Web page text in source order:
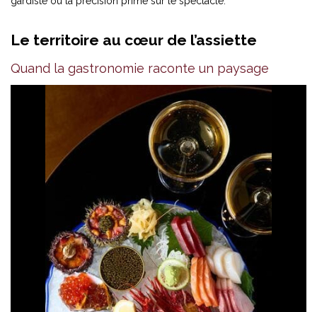
Le territoire au cœur de l’assiette
Quand la gastronomie raconte un paysage